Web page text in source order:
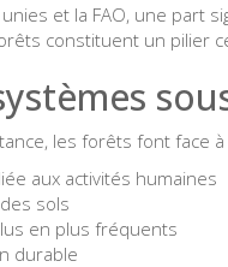
et la FAO, une part
constituent un pilier
les forêts font face
aux activités humaines
sols
en plus fréquents
durable